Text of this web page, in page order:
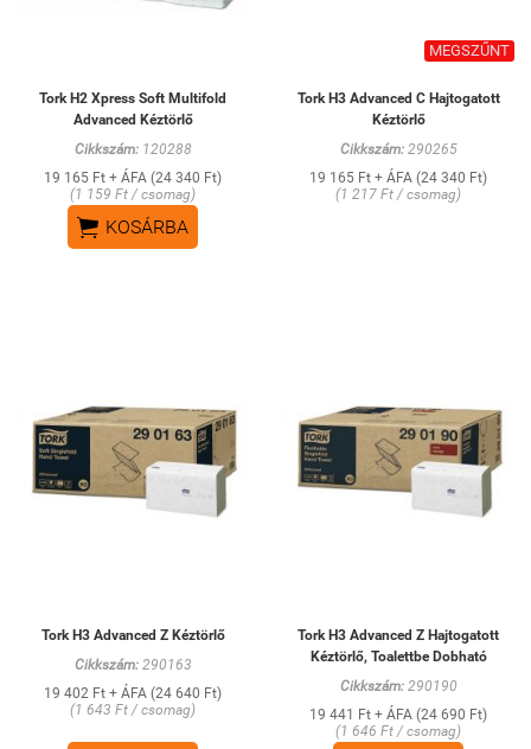
Tork H2 Xpress Soft Multifold
Advanced Kéztörlő
Cikkszám:120288
19 165 Ft + ÁFA (24 340 Ft)
(1 159 Ft / csomag)
 KOSÁRBA
MEGSZŰNT
Tork H3 Advanced C Hajtogatott
Kéztörlő
Cikkszám:290265
19 165 Ft + ÁFA (24 340 Ft)
(1 217 Ft / csomag)
Tork H3 Advanced Z Kéztörlő
Cikkszám:290163
19 402 Ft + ÁFA (24 640 Ft)
(1 643 Ft / csomag)
Tork H3 Advanced Z Hajtogatott
Kéztörlő, Toalettbe Dobható
Cikkszám:290190
19 441 Ft + ÁFA (24 690 Ft)
(1 646 Ft / csomag)